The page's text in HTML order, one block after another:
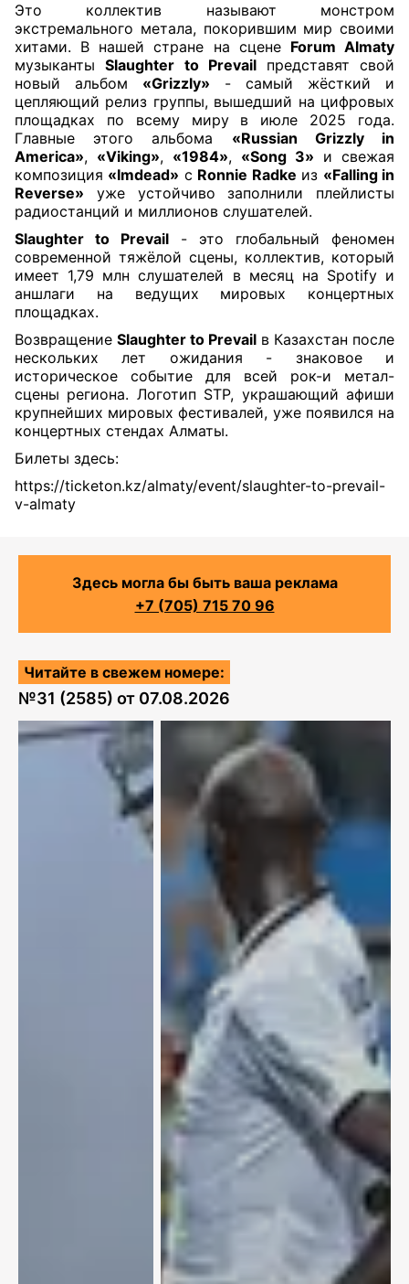
Это коллектив называют монстром
экстремального метала, покорившим мир своими
хитами. В нашей стране на сцене Forum Almaty
музыкантыSlaughter to Prevail представят свой
новый альбом «Grizzly» - самый жёсткий и
цепляющий релиз группы, вышедший на цифровых
площадках по всему миру в июле 2025 года.
Главные этого альбома «Russian Grizzly in
America», «Viking», «1984», «Song 3» и свежая
композиция «Imdead» с Ronnie Radke из «Falling in
Reverse» уже устойчиво заполнили плейлисты
радиостанций и миллионов слушателей.
Slaughter to Prevail - это глобальный феномен
современной тяжёлой сцены, коллектив, который
имеет 1,79 млн слушателей в месяц на Spotify и
аншлаги на ведущих мировых концертных
площадках.
Возвращение Slaughter to Prevail в Казахстан после
нескольких лет ожидания - знаковое и
историческое событие для всей рок-и метал-
сцены региона. Логотип STP, украшающий афиши
крупнейших мировых фестивалей, уже появился на
концертных стендах Алматы.
Билеты здесь:
https://ticketon.kz/almaty/event/slaughter-to-prevail-
v-almaty
Здесь могла бы быть ваша реклама
+7 (705) 715 70 96
Читайте в свежем номере:
№31 (2585) от 07.08.2026